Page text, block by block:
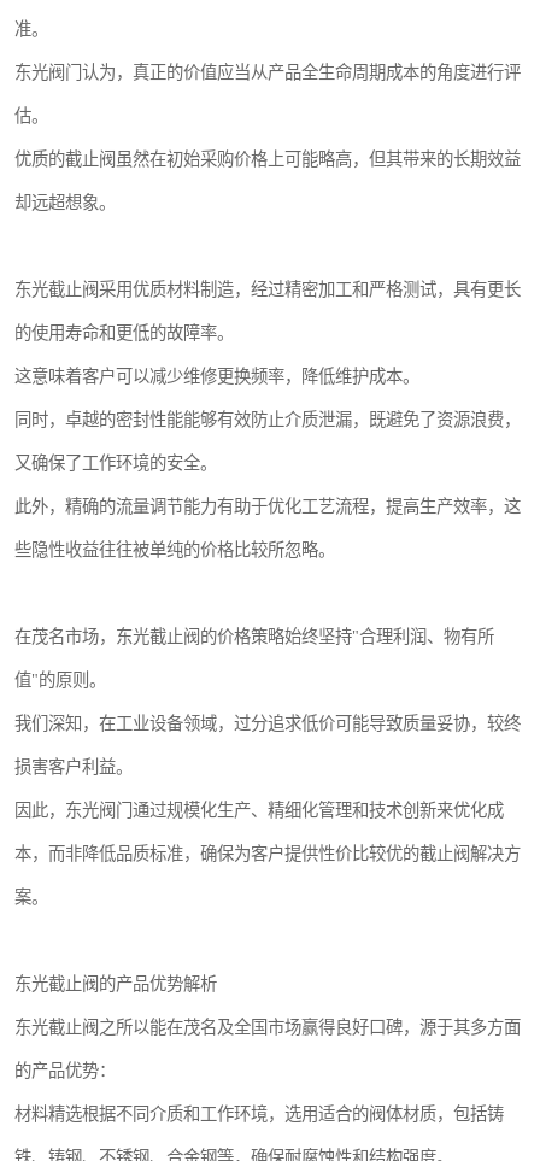
准。
东光阀门认为，真正的价值应当从产品全生命周期成本的角度进行评
估。
优质的截止阀虽然在初始采购价格上可能略高，但其带来的长期效益
却远超想象。
东光截止阀采用优质材料制造，经过精密加工和严格测试，具有更长
的使用寿命和更低的故障率。
这意味着客户可以减少维修更换频率，降低维护成本。
同时，卓越的密封性能能够有效防止介质泄漏，既避免了资源浪费，
又确保了工作环境的安全。
此外，精确的流量调节能力有助于优化工艺流程，提高生产效率，这
些隐性收益往往被单纯的价格比较所忽略。
在茂名市场，东光截止阀的价格策略始终坚持"合理利润、物有所
值"的原则。
我们深知，在工业设备领域，过分追求低价可能导致质量妥协，较终
损害客户利益。
因此，东光阀门通过规模化生产、精细化管理和技术创新来优化成
本，而非降低品质标准，确保为客户提供性价比较优的截止阀解决方
案。
东光截止阀的产品优势解析
东光截止阀之所以能在茂名及全国市场赢得良好口碑，源于其多方面
的产品优势：
材料精选根据不同介质和工作环境，选用适合的阀体材质，包括铸